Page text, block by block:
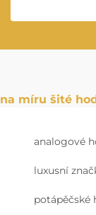
na míru šité
analogové
luxusní
potápěčské